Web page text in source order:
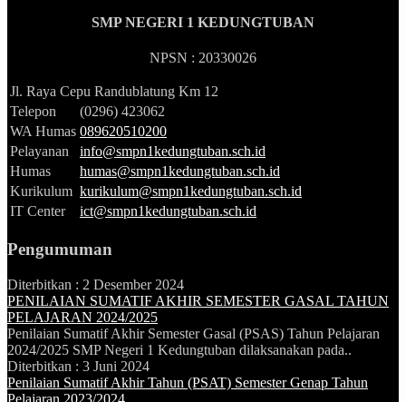
SMP NEGERI 1 KEDUNGTUBAN
NPSN : 20330026
Jl. Raya Cepu Randublatung Km 12
Telepon
(0296) 423062
WA Humas 089620510200
Pelayanan
info@smpn1kedungtuban.sch.id
Humas
humas@smpn1kedungtuban.sch.id
Kurikulum kurikulum@smpn1kedungtuban.sch.id
IT Center
ict@smpn1kedungtuban.sch.id
Pengumuman
Diterbitkan : 2 Desember 2024
PENILAIAN SUMATIF AKHIR SEMESTER GASAL TAHUN
PELAJARAN 2024/2025
Penilaian Sumatif Akhir Semester Gasal (PSAS) Tahun Pelajaran
2024/2025 SMP Negeri 1 Kedungtuban dilaksanakan pada..
Diterbitkan : 3 Juni 2024
Penilaian Sumatif Akhir Tahun (PSAT) Semester Genap Tahun
Pelajaran 2023/2024